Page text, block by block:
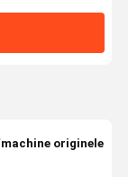
originele